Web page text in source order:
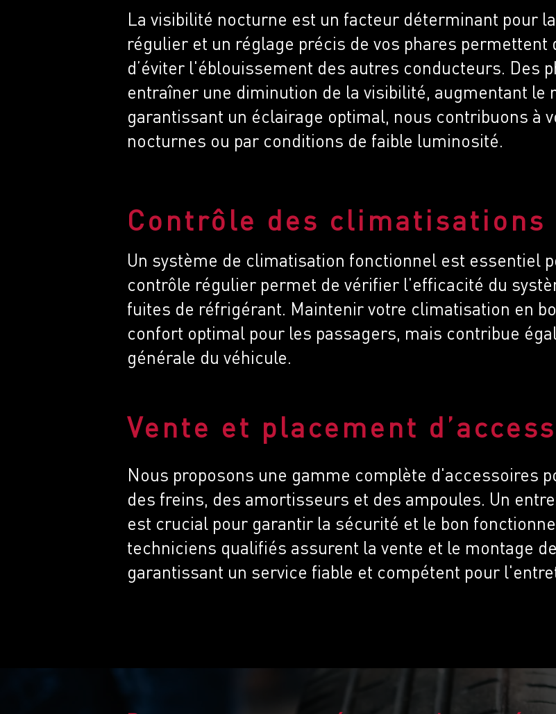
La visibilité nocturne est un facteur déterminant pour
régulier et un réglage précis de vos phares permettent
d’éviter l'éblouissement des autres conducteurs. Des
entraîner une diminution de la visibilité, augmentant le
garantissant un éclairage optimal, nous contribuons à
nocturnes ou par conditions de faible luminosité.
Contrôle des climatisations
Un système de climatisation fonctionnel est essentiel
contrôle régulier permet de vérifier l'efficacité du
fuites de réfrigérant. Maintenir votre climatisation en
confort optimal pour les passagers, mais contribue
générale du véhicule.
Vente et placement
Nous proposons une gamme complète d'accessoires
des freins, des amortisseurs et des ampoules. Un
est crucial pour garantir la sécurité et le bon
techniciens qualifiés assurent la vente et le montage
garantissant un service fiable et compétent pour